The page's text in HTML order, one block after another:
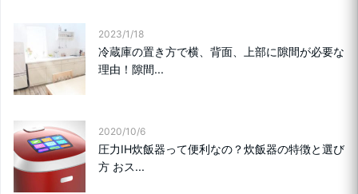
2023/1/18
冷蔵庫の置き方で横、背面、上部に隙間が必要な
理由！隙間...
2020/10/6
圧力IH炊飯器って便利なの？炊飯器の特徴と選び
方 おス...